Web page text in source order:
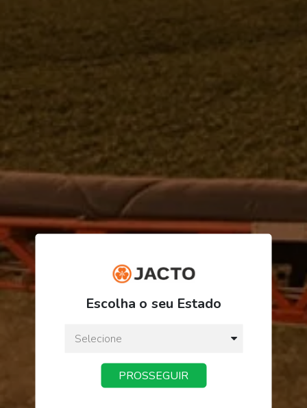
R$ 10,50
ou3x deR$ 3,50
Preço a vista:
Escolha o seu Estado
PROSSEGUIR